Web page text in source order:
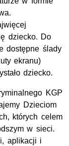
dziecko. Do
dostępne ślady
ekranu)
dziecko.
KGP
Dzieciom
których celem
w sieci.
aplikacji i